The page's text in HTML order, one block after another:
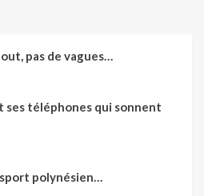
pas de vagues…
ses téléphones qui sonnent
polynésien…